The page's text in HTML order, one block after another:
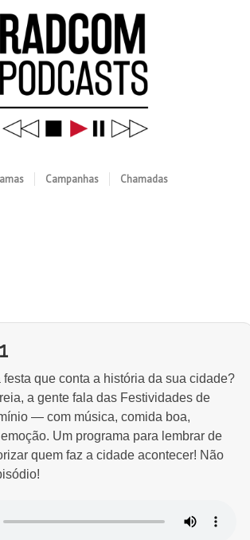
Campanhas Chamadas
que conta a história da sua cidade?
a gente fala das Festividades de
— com música, comida boa,
Um programa para lembrar de
quem faz a cidade acontecer! Não